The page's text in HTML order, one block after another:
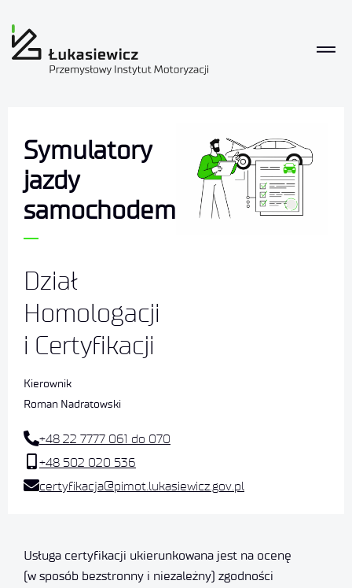
Symulatory
jazdy
samochodem
Dział
Homologacji
i Certyfikacji
Kierownik
Roman Nadratowski
+48 22 7777 061 do 070
+48 502 020 536
certyfikacja@pimot.lukasiewicz.gov.pl
Usługa certyfikacji ukierunkowana jest na ocenę
(w sposób bezstronny i niezależny) zgodności